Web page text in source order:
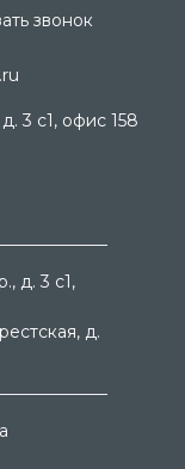
3 c1, офис 158
звонок
д. 3 c1,
д.